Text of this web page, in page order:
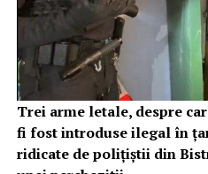
Trei arme letale, despre
fi fost introduse ilegal în
ridicate de polițiștii din